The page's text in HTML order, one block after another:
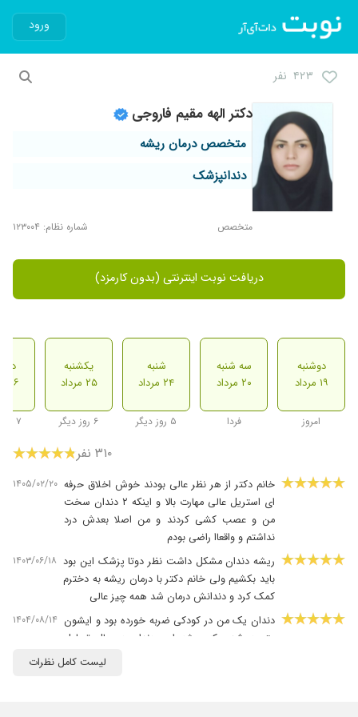
ورود
۴۲۳ نفر
دکتر الهه مقیم فاروجی
متخصص درمان ریشه
دندانپزشک
متخصص شماره نظام: ۱۲۳۰۰۴
دریافت نوبت اینترنتی (بدون کارمزد)
دوشنبه
۱۹ مرداد
امروز
سه شنبه
۲۰ مرداد
فردا
شنبه
۲۴ مرداد
۵ روز دیگر
یکشنبه
۲۵ مرداد
۶ روز دیگر
۲۶ مرداد
۷ روز دیگر
۳۱۰ نفر
خانم دکتر از هر نظر عالی بودند خوش اخلاق حرفه
ای استریل عالی مهارت بالا و اینکه ۲ دندان سخت
من و عصب کشی کردند و من اصلا بعدش درد
نداشتم و واقعاا راضی بودم
۱۴۰۵/۰۲/۲۰
ریشه دندان مشکل داشت نظر دوتا پزشک این بود
باید بکشیم ولی خانم دکتر با درمان ریشه به دخترم
کمک کرد و دندانش درمان شد همه چیز عالی
۱۴۰۳/۰۶/۱۸
دندان یک من در کودکی ضربه خورده بود و ایشون
متوجه شدن که ریشه این دندان در حال تحلیل
رفتن هستش براحتی عصب کشی کردن بدون
۱۴۰۴/۰۸/۱۴
لیست کامل نظرات